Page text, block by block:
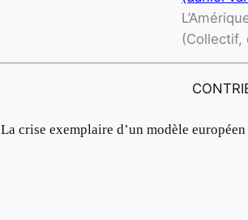
(Collectif,
La crise exemplaire d’un modèle